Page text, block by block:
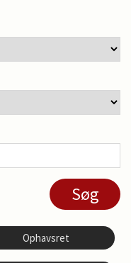
Ophavsret